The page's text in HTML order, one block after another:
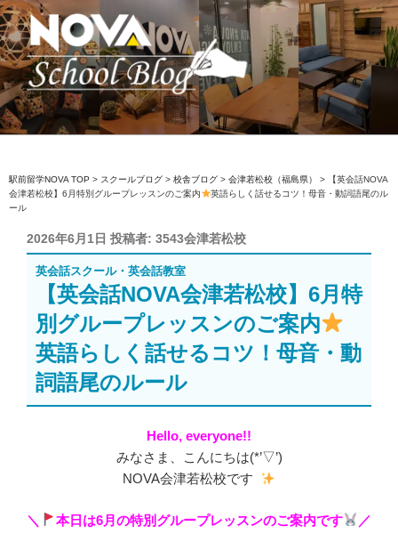
コ
ン
テ
ン
ツ
へ
ス
ッ
プ
駅前留学NOVA【公式】スクールブロ
英会話スクール・英会話教室
駅前留学NOVA TOP > スクールブログ > 校舎ブログ > 会津若松校（福島県） >
【英会話NOVA
会津若松校】6月特別グループレッスンのご案内
英語らしく話せるコツ！母音・動詞語尾のル
ール
投
稿
日:
2026年6月1日 投稿者: 3543会津若松校
英会話スクール・英会話教室
【英会話NOVA会津若松校】6月特
別グループレッスンのご案内
英語らしく話せるコツ！母音・動
詞語尾のルール
Hello, everyone!!
みなさま、こんにちは(*’▽’)
NOVA会津若松校です
＼ 本日は6月の特別グループレッスンのご案内です ／